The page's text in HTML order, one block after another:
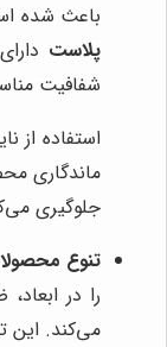
باعث شده
پلاست
شفافیت
استفاده از
ماندگاری
جلوگیری
تنوع
را در
می‌کند. این